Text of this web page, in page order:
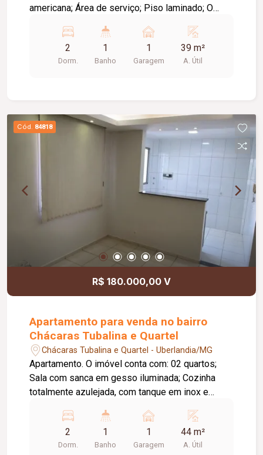
americana; Área de serviço; Piso laminado; O
equipada; Ambientes funcionais e bem
distribuídos.
2
Dorm.
1
Banho
1
Garagem
39 m²
A. Útil
Cód. 84818
R$ 180.000,00 V
Apartamento para venda no bairro
Chácaras Tubalina e Quartel
Chácaras Tubalina e Quartel - Uberlandia/MG
Apartamento. O imóvel conta com: 02 quartos;
Sala com sanca em gesso iluminada; Cozinha
totalmente azulejada, com tanque em inox e
com box e revestimento em azulejo; Persianas
nos quartos e na sala; Garagem coberta; O
condomínio oferece: Quadra de esportes;
2
Dorm.
1
Banho
1
Garagem
44 m²
A. Útil